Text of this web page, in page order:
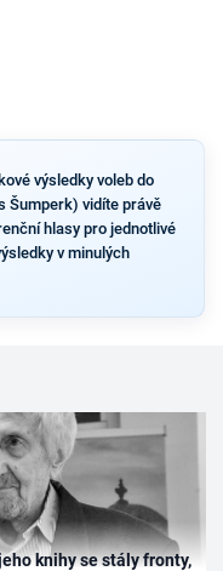
výsledky voleb do
Šumperk) vidíte právě
hlasy pro jednotlivé
v minulých
knihy se stály fronty,